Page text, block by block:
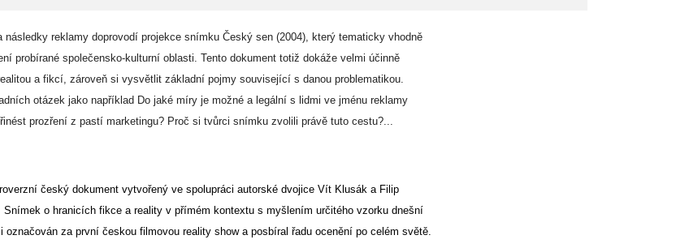
následky reklamy doprovodí projekce snímku Český sen (2004), který tematicky vhodně
probírané společensko-kulturní oblasti. Tento dokument totiž dokáže velmi účinně
a fikcí, zároveň si vysvětlit základní pojmy související s danou problematikou.
otázek jako například Do jaké míry je možné a legální s lidmi ve jménu reklamy
prozření z pastí marketingu? Proč si tvůrci snímku zvolili právě tuto cestu?...
český dokument vytvořený ve spolupráci autorské dvojice Vít Klusák a Filip
Snímek o hranicích fikce a reality v přímém kontextu s myšlením určitého vzorku dnešní
označován za první českou filmovou reality show a posbíral řadu ocenění po celém světě.